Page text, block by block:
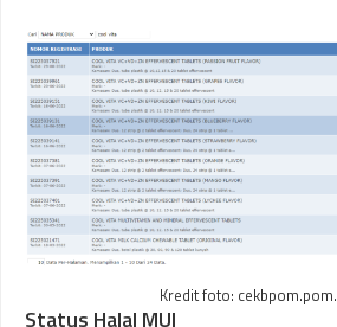
Kredit foto:
Status Halal MUI